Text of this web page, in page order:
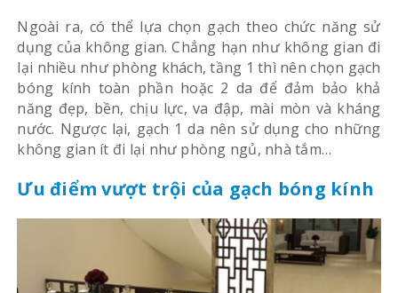
Ngoài ra, có thể lựa chọn gạch theo chức năng sử
dụng của không gian. Chẳng hạn như không gian đi
lại nhiều như phòng khách, tầng 1 thì nên chọn gạch
bóng kính toàn phần hoặc 2 da để đảm bảo khả
năng đẹp, bền, chịu lực, va đập, mài mòn và kháng
nước. Ngược lại, gạch 1 da nên sử dụng cho những
không gian ít đi lại như phòng ngủ, nhà tắm…
Ưu điểm vượt trội của gạch bóng kính